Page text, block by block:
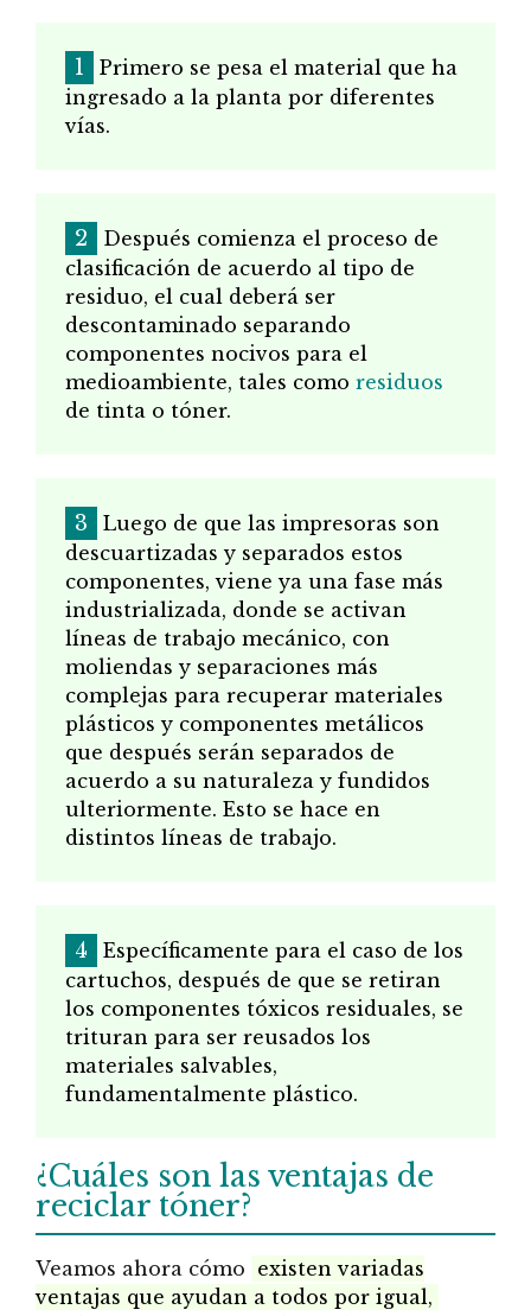
Primero se pesa el material que ha
ingresado a la planta por diferentes
vías.
Después comienza el proceso de
clasificación de acuerdo al tipo de
residuo, el cual deberá ser
descontaminado separando
componentes nocivos para el
medioambiente, tales como residuos
de tinta o tóner.
Luego de que las impresoras son
descuartizadas y separados estos
componentes, viene ya una fase más
industrializada, donde se activan
líneas de trabajo mecánico, con
moliendas y separaciones más
complejas para recuperar materiales
plásticos y componentes metálicos
que después serán separados de
acuerdo a su naturaleza y fundidos
ulteriormente. Esto se hace en
distintos líneas de trabajo.
Específicamente para el caso de los
cartuchos, después de que se retiran
los componentes tóxicos residuales, se
trituran para ser reusados los
materiales salvables,
fundamentalmente plástico.
¿Cuáles son las ventajas de
reciclar tóner?
Veamos ahora cómo existen variadas
ventajas que ayudan a todos por igual,